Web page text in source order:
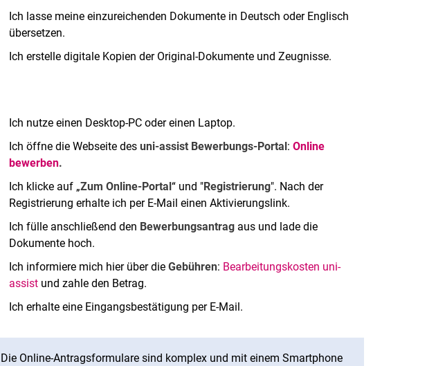
Ich lasse meine einzureichenden Dokumente in Deutsch oder Englisch
übersetzen.
Ich erstelle digitale Kopien der Original-Dokumente und Zeugnisse.
Ich nutze einen Desktop-PC oder einen Laptop.
Ich öffne die Webseite desuni-assist Bewerbungs-Portal:Online
bewerben.
Ich klicke auf „Zum Online-Portal“ und "Registrierung". Nach der
Registrierung erhalte ich per E-Mail einen Aktivierungslink.
Ich fülle anschließend den Bewerbungsantrag aus und lade die
Dokumente hoch.
Ich informiere mich hier über dieGebühren: Bearbeitungskosten uni-
assist und zahle den Betrag.
Ich erhalte eine Eingangsbestätigung per E-Mail.
Die Online-Antragsformulare sind komplex und mit einem Smartphone